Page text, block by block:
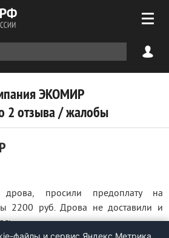
ЭКОМИР
2 отзыва / жалобы
дрова, просили предоплату на
2200 руб. Дрова не доставили и
...
файлы и сервис Яндекс.Метрика